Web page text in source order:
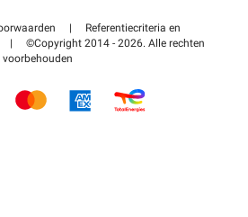
|
Referentiecriteria en
|
©Copyright 2014 - 2026. Alle rechten
voorbehouden